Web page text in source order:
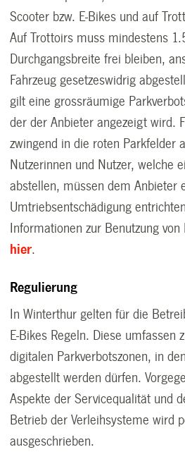
Scooter bzw. E-Bikes und auf
Auf Trottoirs muss mindestens
Durchgangsbreite frei bleiben,
Fahrzeug gesetzeswidrig
gilt eine grossräumige
der der Anbieter angezeigt wird.
zwingend in die roten Parkfelder
Nutzerinnen und Nutzer, welche
abstellen, müssen dem Anbieter
Umtriebsentschädigung
Informationen zur Benutzung
hier.
Regulierung
In Winterthur gelten für die
E-Bikes Regeln. Diese umfassen
digitalen Parkverbotszonen, in
abgestellt werden dürfen.
Aspekte der Servicequalität und
Betrieb der Verleihsysteme wird
ausgeschrieben.